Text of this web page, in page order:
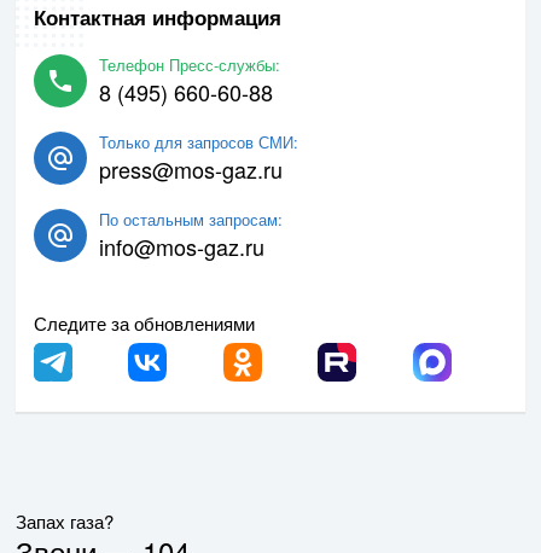
Контактная информация
Телефон Пресс-службы:
8 (495) 660-60-88
Только для запросов СМИ:
press@mos-gaz.ru
По остальным запросам:
info@mos-gaz.ru
Следите за обновлениями
Запах газа?